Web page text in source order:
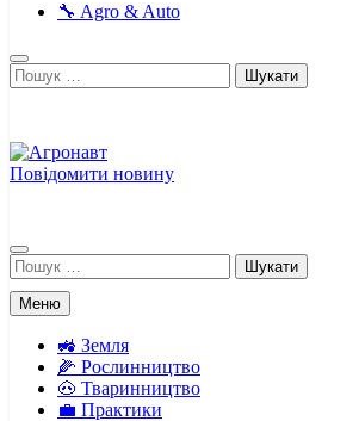
🔧 Agro & Auto
Пошук:
Повідомити новину
Пошук:
Меню
🚜 Земля
🌽 Рослинництво
🐽 Тваринництво
💼 Практики